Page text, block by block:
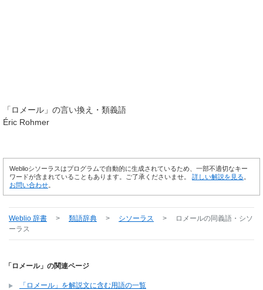
「 ロメール 」の言い換え・類義語
Éric Rohmer
Weblioシソーラスはプログラムで自動的に生成されているため、一部不適切なキー
ワードが含まれていることもあります。ご了承くださいませ。 詳しい解説を見る
お問い合わせ
Weblio 辞書 > 類語辞典 > シソーラス > ロメールの同義語・シソ
ーラス
「ロメール」の関連ページ
「ロメール」を解説文に含む用語の一覧